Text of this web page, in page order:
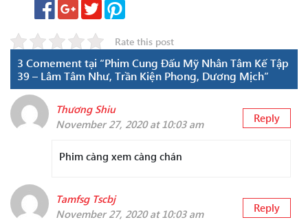
Rate this post
3 Comement tại “Phim Cung Đấu Mỹ Nhân Tâm Kế Tập
39 – Lâm Tâm Như, Trần Kiện Phong, Dương Mịch”
Thương Shiu
November 27, 2020 at 10:03 am
Reply
Phim càng xem càng chán
Tamfsg Tscbj
November 27, 2020 at 10:03 am
Reply